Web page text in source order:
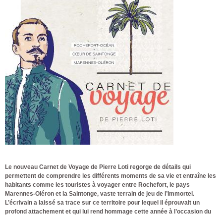
Le nouveau Carnet de Voyage de Pierre Loti regorge de détails qui
permettent de comprendre les différents moments de sa vie et entraîne les
habitants comme les touristes à voyager entre Rochefort, le pays
Marennes-Oléron et la Saintonge, vaste terrain de jeu de l’immortel.
L’écrivain a laissé sa trace sur ce territoire pour lequel il éprouvait un
profond attachement et qui lui rend hommage cette année à l’occasion du